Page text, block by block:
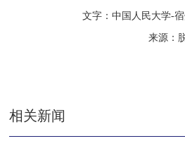
文字：中国人民大学-
来源：
相关新闻